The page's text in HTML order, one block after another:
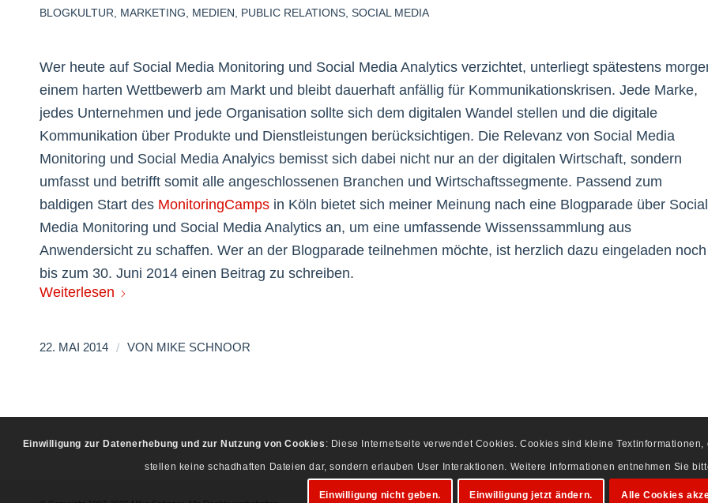
BLOGKULTUR MARKETING MEDIEN PUBLIC RELATIONS SOCIAL MEDIA
Wer heute auf Social Media Monitoring und Social Media Analytics verzichtet, unterliegt spätestens
einem harten Wettbewerb am Markt und bleibt dauerhaft anfällig für Kommunikationskrisen. Jede Marke,
jedes Unternehmen und jede Organisation sollte sich dem digitalen Wandel stellen und die digitale
Kommunikation über Produkte und Dienstleistungen berücksichtigen. Die Relevanz von Social Media
Monitoring und Social Media Analyics bemisst sich dabei nicht nur an der digitalen Wirtschaft, sondern
umfasst und betrifft somit alle angeschlossenen Branchen und Wirtschaftssegmente. Passend zum
baldigen Start des MonitoringCamps in Köln bietet sich meiner Meinung nach eine Blogparade über Social
Media Monitoring und Social Media Analytics an, um eine umfassende Wissenssammlung aus
Anwendersicht zu schaffen. Wer an der Blogparade teilnehmen möchte, ist herzlich dazu eingeladen noch
bis zum 30. Juni 2014 einen Beitrag zu schreiben.
Weiterlesen
22. MAI 2014 / VON MIKE SCHNOOR
Einwilligung zur Datenerhebung und zur Nutzung von Cookies : Diese Internetseite verwendet Cookies. Cookies sind kleine
stellen keine schadhaften Dateien dar, sondern erlauben User Interaktionen. Weitere Informationen entnehmen Sie
Einwilligung nicht geben. Einwilligung jetzt ändern. Alle Cookies